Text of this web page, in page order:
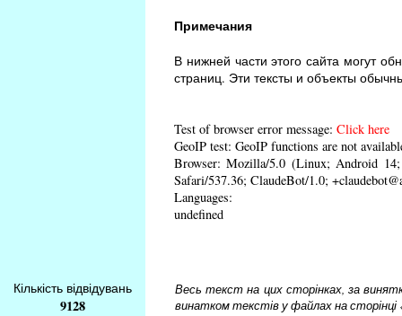
Примечания
В нижней части этого сайта могут
страниц. Эти тексты и объекты
Test of browser error message: Click here
GeoIP test: GeoIP functions are not
Browser: Mozilla/5.0 (Linux; Android
Safari/537.36; ClaudeBot/1.0;
Languages:
undefined
Кількість відвідувань
9128
Весь текст на цих сторінках, за
винатком текстів у файлах на